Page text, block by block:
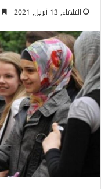
الثلاثاء, 13 أبريل, 2021